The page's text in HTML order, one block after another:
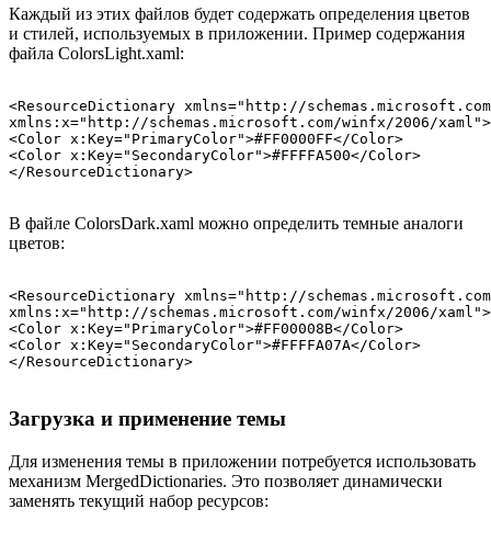
Каждый из этих файлов будет содержать определения цветов
и стилей, используемых в приложении. Пример содержания
файла ColorsLight.xaml:
<ResourceDictionary xmlns="http://
xmlns:x="http://schemas.microsoft.com/winfx/2006/xaml">
<Color x:Key="PrimaryColor">#FF0000FF</Color>
<Color x:Key="SecondaryColor">#FFFFA500</Color>
В файле ColorsDark.xaml можно определить темные аналоги
цветов:
<ResourceDictionary xmlns="http://
xmlns:x="http://schemas.microsoft.com/winfx/2006/xaml">
<Color x:Key="PrimaryColor">#FF00008B</Color>
<Color x:Key="SecondaryColor">#FFFFA07A</Color>
Загрузка и применение темы
Для изменения темы в приложении потребуется использовать
механизм MergedDictionaries. Это позволяет динамически
заменять текущий набор ресурсов: